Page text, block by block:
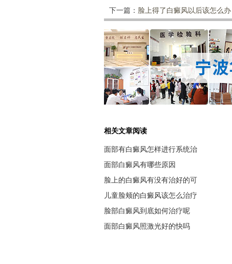
下一篇： 脸上得了白癜风以后该怎么办
相关文章阅读
面部有白癜风怎样进行系统治
面部白癜风有哪些原因
脸上的白癜风有没有治好的可
儿童脸颊的白癜风该怎么治疗
脸部白癜风到底如何治疗呢
面部白癜风照激光好的快吗